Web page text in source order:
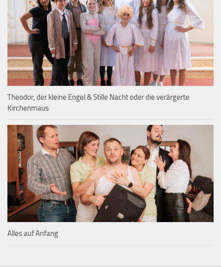
Theodor, der kleine Engel & Stille Nacht oder die verärgerte
Kirchenmaus
Alles auf Anfang